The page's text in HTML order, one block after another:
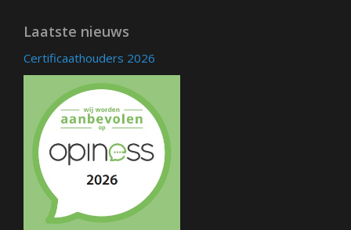
Laatste nieuws
Certificaathouders 2026